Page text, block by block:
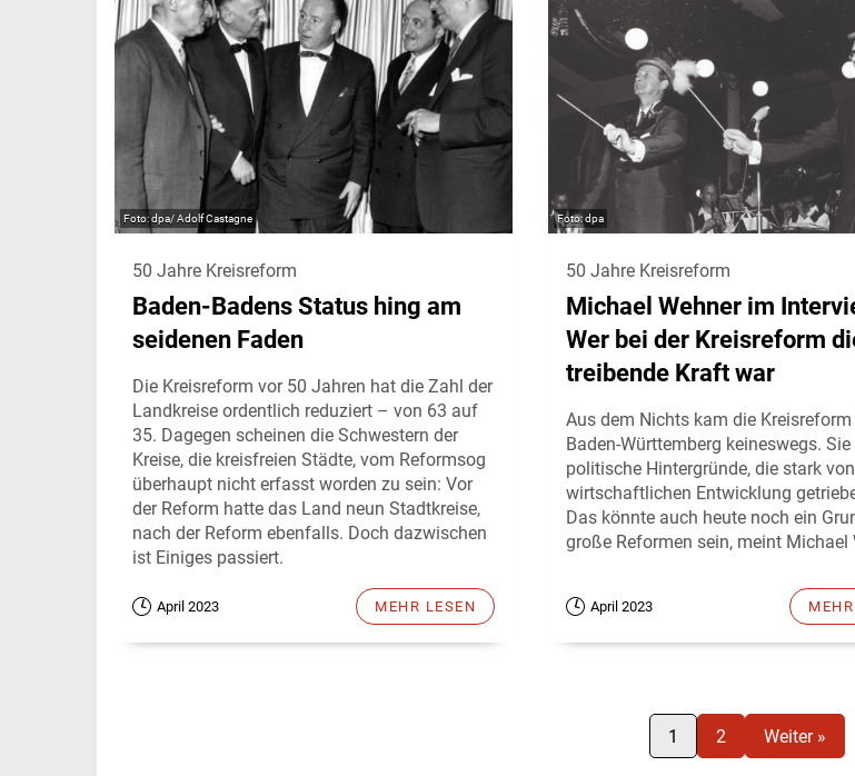
dpa/ Adolf Castagne
50 Jahre Kreisreform
Baden-Badens Status hing am
seidenen Faden
Die Kreisreform vor 50 Jahren hat die Zahl der
Landkreise ordentlich reduziert – von 63 auf
35. Dagegen scheinen die Schwestern der
Kreise, die kreisfreien Städte, vom Reformsog
überhaupt nicht erfasst worden zu sein: Vor
der Reform hatte das Land neun Stadtkreise,
nach der Reform ebenfalls. Doch dazwischen
ist Einiges passiert.
April 2023 MEHR LESEN
dpa
50 Jahre Kreisreform
Michael Wehner im
Wer bei der Kreisreform
treibende Kraft war
Aus dem Nichts kam die Kreisreform
Baden-Württemberg keineswegs.
politische Hintergründe, die stark
wirtschaftlichen Entwicklung
Das könnte auch heute noch ein
große Reformen sein, meint Michael
April 2023
1 2 Weiter »